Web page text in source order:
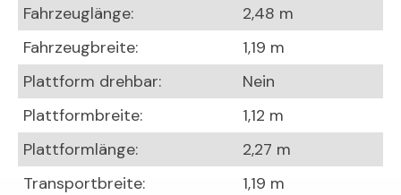
Fahrzeuglänge:
2,48 m
Fahrzeugbreite:
1,19 m
Plattform drehbar:
Nein
Plattformbreite:
1,12 m
Plattformlänge:
2,27 m
Transportbreite:
1,19 m